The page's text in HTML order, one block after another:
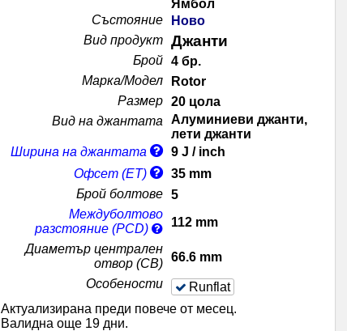
Ямбол
Състояние
Ново
Вид продукт
Джанти
Брой
4 бр.
Марка/Moдел
Rotor
Размер
20 цола
Вид на джантата
Алуминиеви джанти,
лети джанти
Ширина на джантата
9 J / inch
Офсет (ET)
35 mm
Брой болтове
5
Междуболтово
разстояние (PCD)
112 mm
Диаметър централен
отвор (CB)
66.6 mm
Особености
Runflat
Актуализирана преди повече от месец.
Валидна още 19 дни.